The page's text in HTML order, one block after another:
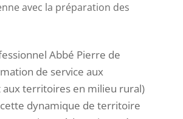
avec la préparation des
Abbé Pierre de
de service aux
aux territoires en milieu rural)
cette dynamique de territoire